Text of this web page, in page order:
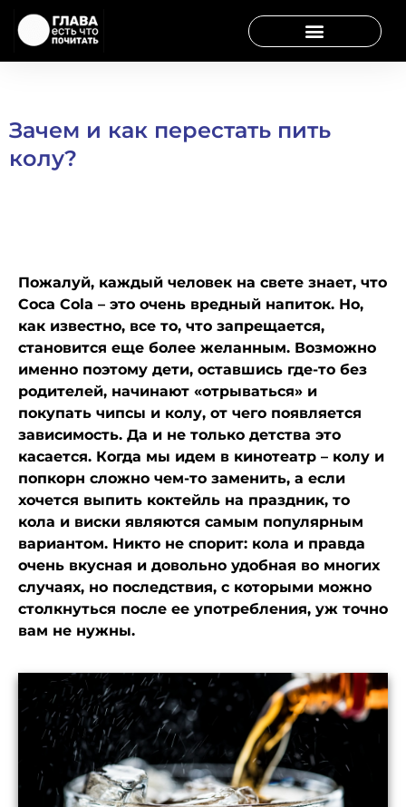
Зачем и как перестать пить
колу?
Пожалуй, каждый человек на свете знает, что
Coca Cola – это очень вредный напиток. Но,
как известно, все то, что запрещается,
становится еще более желанным. Возможно
именно поэтому дети, оставшись где-то без
родителей, начинают «отрываться» и
покупать чипсы и колу, от чего появляется
зависимость. Да и не только детства это
касается. Когда мы идем в кинотеатр – колу и
попкорн сложно чем-то заменить, а если
хочется выпить коктейль на праздник, то
кола и виски являются самым популярным
вариантом. Никто не спорит: кола и правда
очень вкусная и довольно удобная во многих
случаях, но последствия, с которыми можно
столкнуться после ее употребления, уж точно
вам не нужны.